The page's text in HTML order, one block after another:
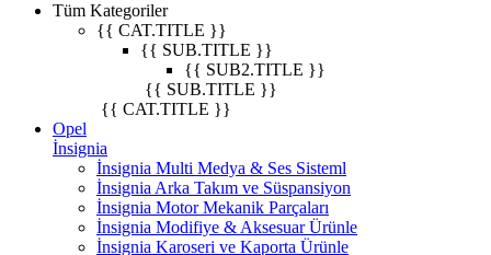
Tüm Kategoriler
{{ CAT.TITLE }}
{{ SUB.TITLE }}
{{ SUB2.TITLE }}
{{ SUB.TITLE }}
{{ CAT.TITLE }}
Opel
İnsignia
İnsignia Multi Medya & Ses Sisteml
İnsignia Arka Takım ve Süspansiyon
İnsignia Motor Mekanik Parçaları
İnsignia Modifiye & Aksesuar Ürünle
İnsignia Karoseri ve Kaporta Ürünle